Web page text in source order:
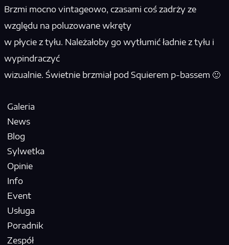
Brzmi mocno vintageowo, czasami coś zadrży ze
względu na poluzowane wkręty
w płycie z tyłu. Należałoby go wytłumić ładnie z tyłu i
wypindraczyć
wizualnie. Świetnie brzmiał pod Squierem p-bassem 🙂
Galeria
News
Blog
Sylwetka
Opinie
Info
Event
Usługa
Poradnik
Zespół